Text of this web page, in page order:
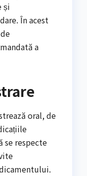
și
În acest
a
oral, de
se respecte